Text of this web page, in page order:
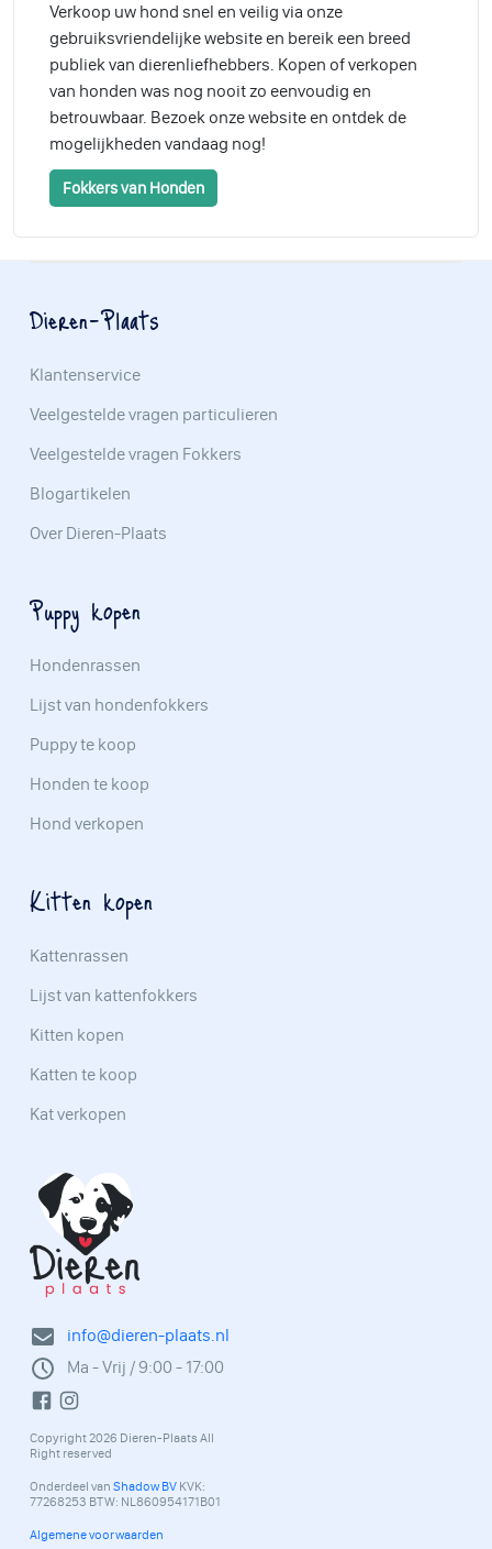
Verkoop uw hond snel en veilig via onze
gebruiksvriendelijke website en bereik een breed
publiek van dierenliefhebbers. Kopen of verkopen
van honden was nog nooit zo eenvoudig en
betrouwbaar. Bezoek onze website en ontdek de
mogelijkheden vandaag nog!
Fokkers van Honden
info@dieren-plaats.nl
Ma - Vrij / 9:00 - 17:00
Copyright 2026 Dieren-Plaats All
Right reserved
Onderdeel van Shadow BV KVK:
77268253 BTW: NL860954171B01
Algemene voorwaarden
Dieren-Plaats
Klantenservice
Veelgestelde vragen particulieren
Veelgestelde vragen Fokkers
Blogartikelen
Over Dieren-Plaats
Puppy kopen
Hondenrassen
Lijst van hondenfokkers
Puppy te koop
Honden te koop
Hond verkopen
Kitten kopen
Kattenrassen
Lijst van kattenfokkers
Kitten kopen
Katten te koop
Kat verkopen